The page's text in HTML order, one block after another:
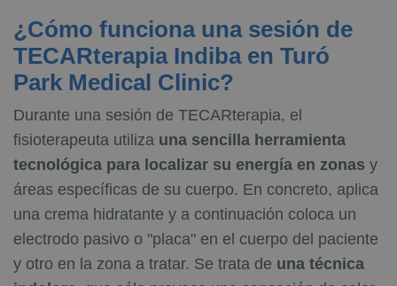
¿Cómo funciona una sesión de
TECARterapia Indiba en Turó
Park Medical Clinic?
Durante una sesión de TECARterapia, el
fisioterapeuta utiliza una sencilla herramienta
tecnológica para localizar su energía en zonas y
áreas específicas de su cuerpo. En concreto, aplica
una crema hidratante y a continuación coloca un
electrodo pasivo o "placa" en el cuerpo del paciente
y otro en la zona a tratar. Se trata de una técnica